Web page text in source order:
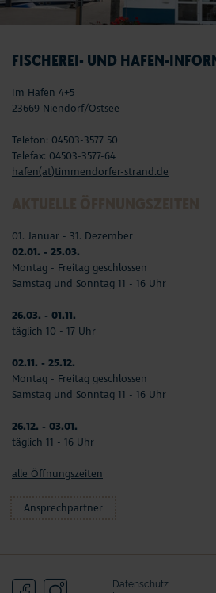
FISCHEREI- UND HAFEN-
Im Hafen 4+5
23669 Niendorf/Ostsee
Telefon: 04503-3577 50
Telefax: 04503-3577-64
hafen(at)timmendorfer-strand.de
01. Januar - 31. Dezember
02.01. - 25.03.
Montag - Freitag geschlossen
Samstag und Sonntag 11 - 16 Uhr
26.03. - 01.11.
täglich 10 - 17 Uhr
02.11. - 25.12.
Montag - Freitag geschlossen
Samstag und Sonntag 11 - 16 Uhr
26.12. - 03.01.
täglich 11 - 16 Uhr
alle Öffnungszeiten
Ansprechpartner
Datenschutz